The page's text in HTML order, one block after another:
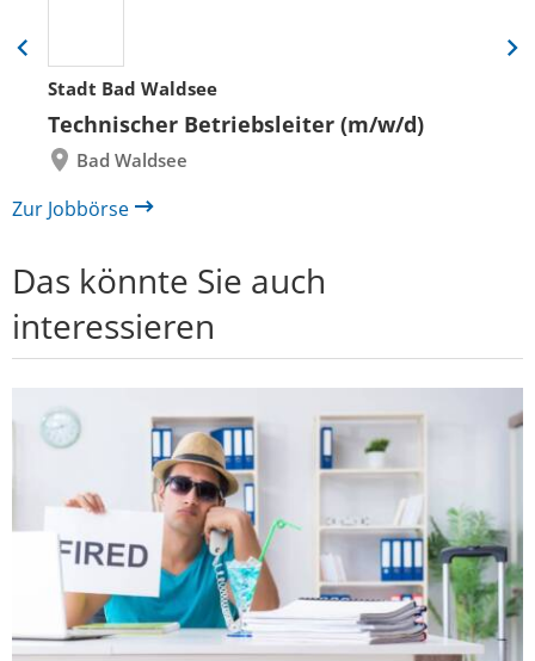
Stadt Bad Waldsee
Technischer Betriebsleiter (m/w/d)
Bad Waldsee
Folie
zurück
Eine
Zur Jobbörse
Das könnte Sie auch
interessieren